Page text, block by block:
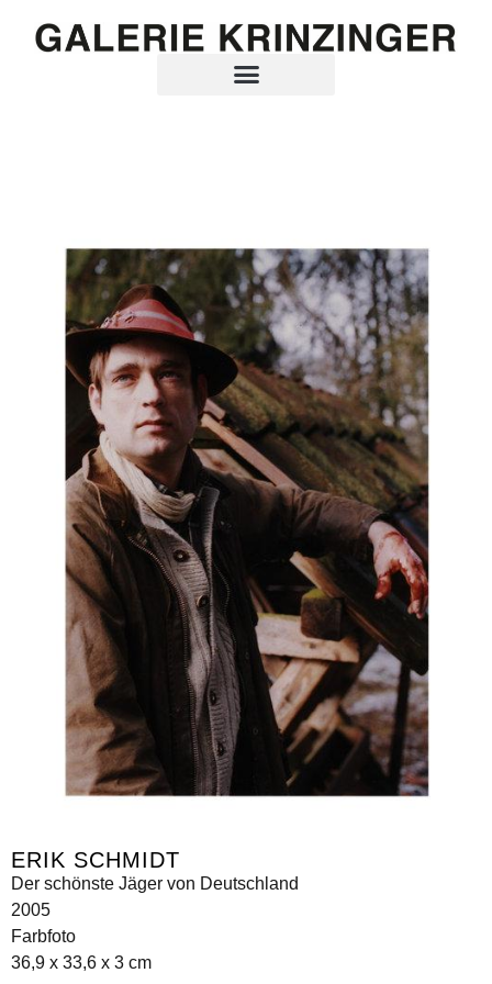
ERIK SCHMIDT
Der schönste Jäger von Deutschland
2005
Farbfoto
36,9 x 33,6 x 3 cm